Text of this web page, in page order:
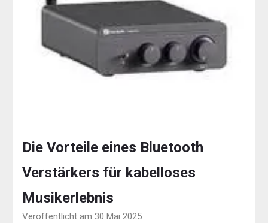
Die Vorteile eines Bluetooth
Verstärkers für kabelloses
Musikerlebnis
Veröffentlicht am 30 Mai 2025